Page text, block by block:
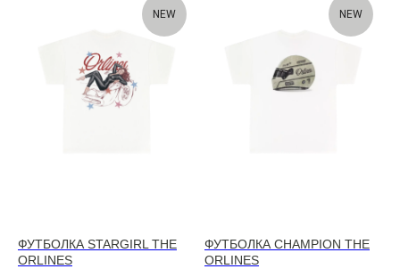
NEW
ФУТБОЛКА STARGIRL THE
ORLINES
NEW
ФУТБОЛКА CHAMPION THE
ORLINES